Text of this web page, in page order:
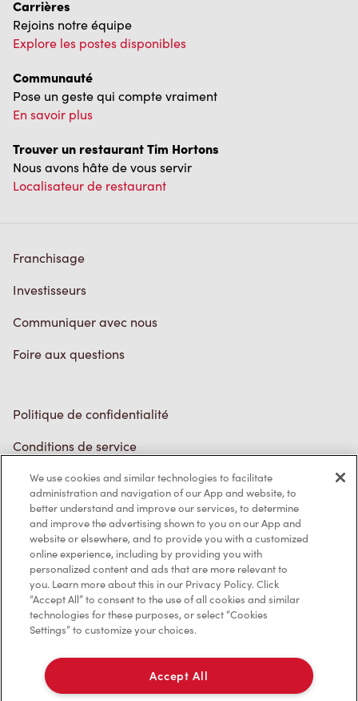
Communauté
Pose un geste qui compte vraiment
En savoir plus
Trouver un restaurant Tim Hortons
Nous avons hâte de vous servir
Localisateur de restaurant
Franchisage
Communiquer avec nous
Foire aux questions
Politique de confidentialité
Marques de commerce
Accessibilité
Diagnostic
Contactez-nous
TM & © Tim Hortons, 2023
EN/CA
We use cookies and similar technologies to facilitate
administration and navigation of our App and website, to
better understand and improve our services, to determine
and improve the advertising shown to you on our App and
website or elsewhere, and to provide you with a customized
online experience, including by providing you with
personalized content and ads that are more relevant to
you. Learn more about this in our Privacy Policy. Click
“Accept All” to consent to the use of all cookies and similar
technologies for these purposes, or select “Cookies
Settings” to customize your choices.
Accept All